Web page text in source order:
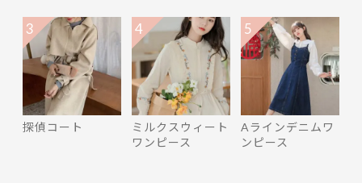
探偵コート
3
ミルクスウィート
ワンピース
4
Aラインデニムワ
ンピース
5